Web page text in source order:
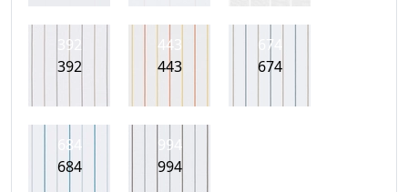
392
392
443
443
674
674
684
684
994
994